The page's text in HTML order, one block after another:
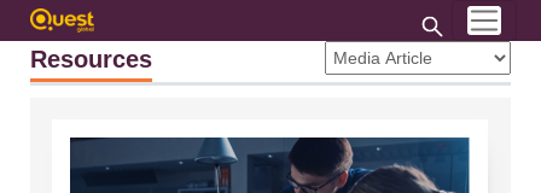
Resources